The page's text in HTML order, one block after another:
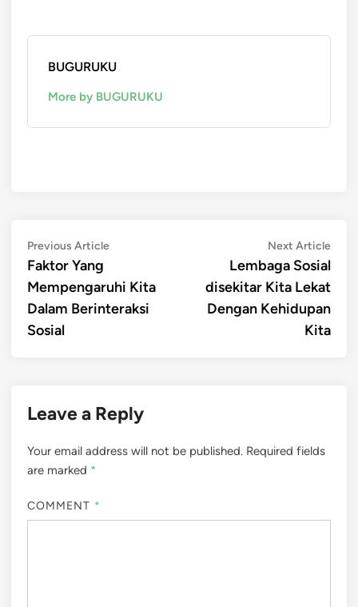
BUGURUKU
More by BUGURUKU
Post
navigation
Previous ArticlePrevious
Faktor Yang
Mempengaruhi Kita
Dalam Berinteraksi
Sosial
Next ArticleNext
Lembaga Sosial
disekitar Kita Lekat
Dengan Kehidupan
Kita
Leave a Reply
Your email address will not be published. Required fields
are marked *
COMMENT *